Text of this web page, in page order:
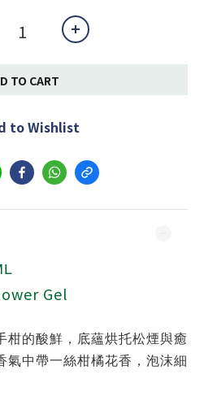
TO CART
to Wishlist
Gel
柑的酸鮮，底蘊烘托松煙與癒
氣中帶一絲柑橘花香，泡沫細